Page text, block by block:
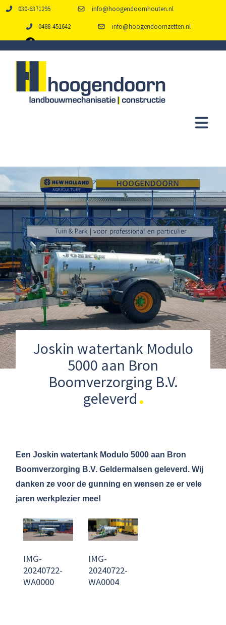
030-6371295 info@hoogendoornhouten.nl
0488-451642 info@hoogendoornzetten.nl
Joskin watertank Modulo
5000 aan Bron
Boomverzorging B.V.
geleverd
Een Joskin watertank Modulo 5000 aan Bron
Boomverzorging B.V. Geldermalsen geleverd. Wij
danken ze voor de gunning en wensen ze er vele
jaren werkplezier mee!
IMG-
20240722-
WA0000
IMG-
20240722-
WA0004